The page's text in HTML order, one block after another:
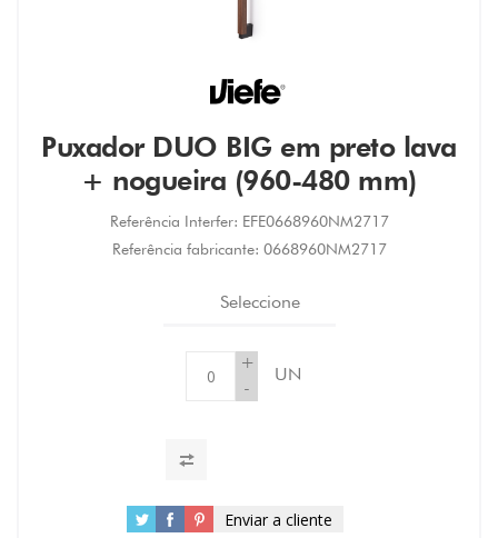
Puxador DUO BIG em preto lava
+ nogueira (960-480 mm)
Referência Interfer: EFE0668960NM2717
Referência fabricante: 0668960NM2717
Seleccione
+
-
UN
Enviar a cliente